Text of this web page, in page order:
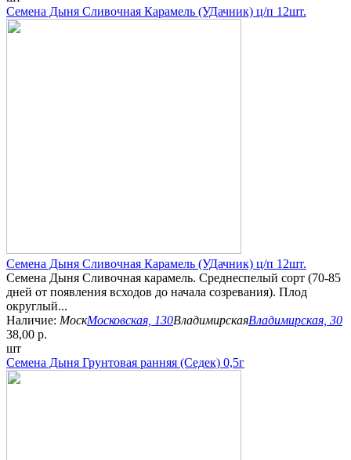
Семена Дыня Сливочная Карамель (УДачник) ц/п 12шт.
Семена Дыня Сливочная Карамель (УДачник) ц/п 12шт.
Семена Дыня Сливочная карамель. Среднеспелый сорт (70-85
дней от появления всходов до начала созревания). Плод
округлый...
Наличие: МоскМосковская, 130ВладимирскаяВладимирская, 30
38,00 р.
шт
Семена Дыня Грунтовая ранняя (Седек) 0,5г